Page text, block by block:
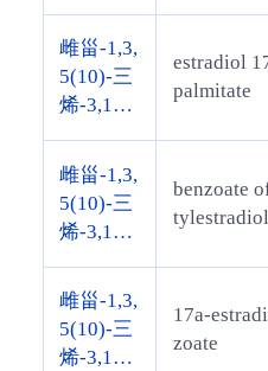
雌甾-1,3,
5(10)-三
烯-3,17b
17-棕榈
酸酯
estradiol
palmitate
雌甾-1,3,
5(10)-三
烯-3,17b
17-乙酸
酯 3-苯
甲酸酯
benzoate
tylestradiol
雌甾-1,3,
5(10)-三
烯-3,17al
17a-
zoate